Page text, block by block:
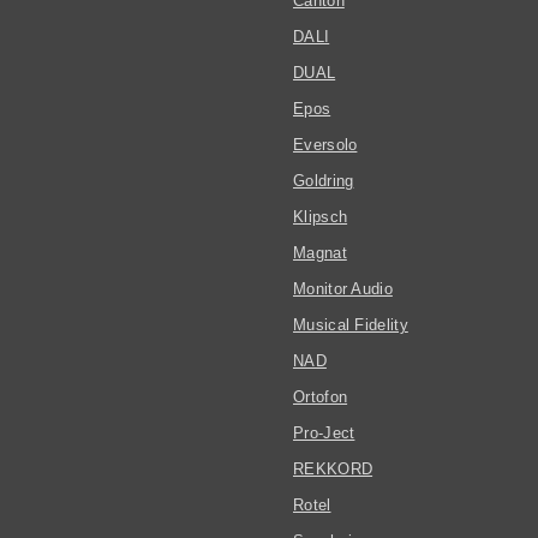
DALI
DUAL
Epos
Eversolo
Goldring
Klipsch
Magnat
Monitor Audio
Musical Fidelity
NAD
Ortofon
Pro-Ject
REKKORD
Rotel